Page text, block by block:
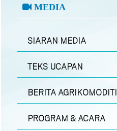
MEDIA
SIARAN MEDIA
TEKS UCAPAN
BERITA AGRIKOMODITI
PROGRAM & ACARA